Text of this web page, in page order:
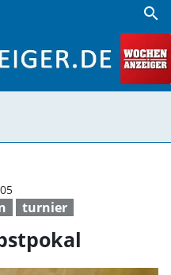
search
turnier